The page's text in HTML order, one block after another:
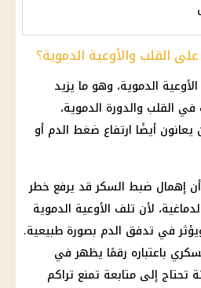
القلب والأوعية الدموية؟
الدموية، وهو ما يزيد
القلب والدورة الدموية،
أيضًا ارتفاع ضغط الدم أو
إهمال ضبط السكر قد يرفع خطر
لأن تلف الأوعية الدموية
في تدفق الدم بصورة طبيعية.
باعتباره رقمًا يظهر في
تحتاج إلى متابعة تمنع تراكم